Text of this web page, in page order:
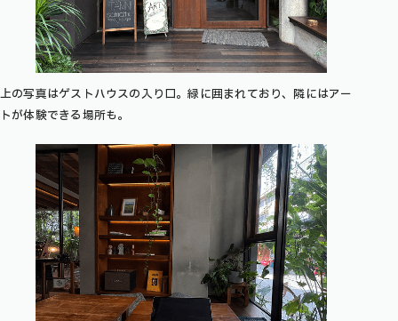
上の写真はゲストハウスの入り口。緑に囲まれており、隣にはアー
トが体験できる場所も。